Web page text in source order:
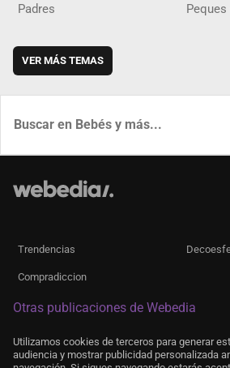
Padres Peques
VER MÁS TEMAS
Trendencias
Compradiccion
Otras publicaciones de Webedia
Utilizamos cookies de terceros para generar
audiencia y mostrar publicidad personalizada